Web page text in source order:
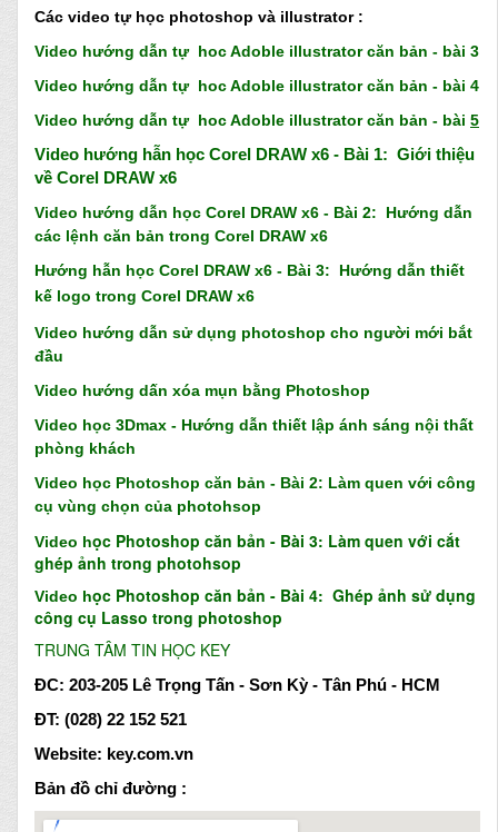
Các video tự học photoshop và illustrator :
Video hướng dẫn tự hoc Adoble illustrator căn bản - bài 3
Video hướng dẫn tự hoc Adoble illustrator căn bản - bài 4
Video hướng dẫn tự hoc Adoble illustrator căn bản - bài 5
Video hướng hẫn học Corel DRAW x6 - Bài 1: Giới thiệu
về Corel DRAW x6
Video hướng dẫn học Corel DRAW x6 - Bài 2: Hướng dẫn
các lệnh căn bản trong Corel DRAW x6
Hướng hẫn học Corel DRAW x6 - Bài 3: Hướng dẫn thiết
kế logo trong Corel DRAW x6
Video hướng dẫn sử dụng photoshop cho người mới bắt
đầu
Video hướng dấn xóa mụn bằng Photoshop
Video học 3Dmax - Hướng dẫn thiết lập ánh sáng nội thất
phòng khách
Video học Photoshop căn bản - Bài 2: Làm quen với công
cụ vùng chọn của photohsop
Video học Photoshop căn bản - Bài 3: Làm quen với cắt
ghép ảnh trong photohsop
Video học Photoshop căn bản - Bài 4: Ghép ảnh sử dụng
công cụ Lasso trong photoshop
TRUNG TÂM TIN HỌC KEY
ĐC: 203-205 Lê Trọng Tấn - Sơn Kỳ - Tân Phú - HCM
ĐT: (028) 22 152 521
Website: key.com.vn
Bản đồ chỉ đường :